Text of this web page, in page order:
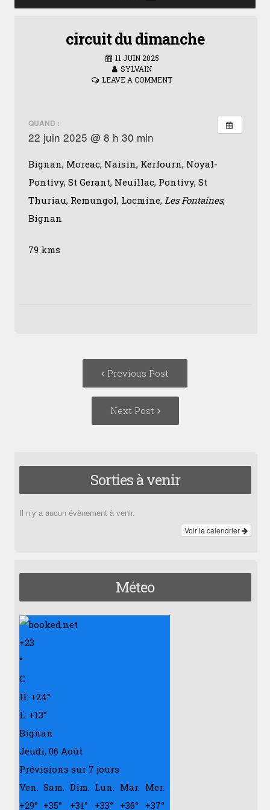
circuit du dimanche
11 JUIN 2025
SYLVAIN
LEAVE A COMMENT
QUAND :
22 juin 2025 @ 8 h 30 min
Bignan, Moreac, Naisin, Kerfourn, Noyal-
Pontivy, St Gerant, Neuillac, Pontivy, St
Thuriau, Remungol, Locmine, Les Fontaines,
Bignan
79 kms
Previous Post
Next Post
Post:
Sorties à venir
Il n’y a aucun évènement à venir.
Voir le calendrier
Méteo
+23
°
C
H: +24°
L: +13°
Bignan
Jeudi, 06 Août
Prévisions sur 7 jours
Ven. Sam. Dim. Lun. Mar. Mer.
+29° +35° +31° +33° +36° +37°